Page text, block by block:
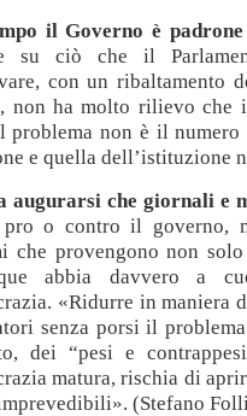
il Governo è padrone
su ciò che il
con un ribaltamento
non ha molto rilievo che
problema non è il
e quella dell’istituzione
augurarsi che giornali e
o contro il governo,
che provengono non
abbia davvero a
«Ridurre in maniera
senza porsi il
dei “pesi e
matura, rischia di
(Stefano